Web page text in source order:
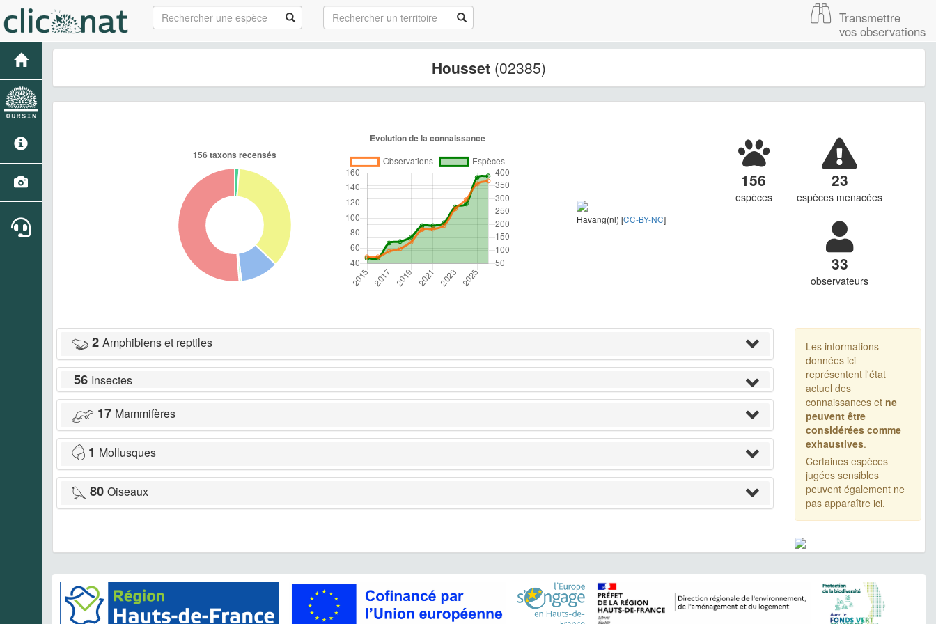
Transmettre
vos observations
Housset (02385)
Havang(nl) [CC-BY-NC]
156
espèces
23
espèces menacées
33
observateurs
2 Amphibiens et reptiles
56 Insectes
17 Mammifères
1 Mollusques
80 Oiseaux
Les informations
données ici
représentent l'état
actuel des
connaissances et ne
peuvent être
considérées comme
exhaustives.
Certaines espèces
jugées sensibles
peuvent également ne
pas apparaître ici.